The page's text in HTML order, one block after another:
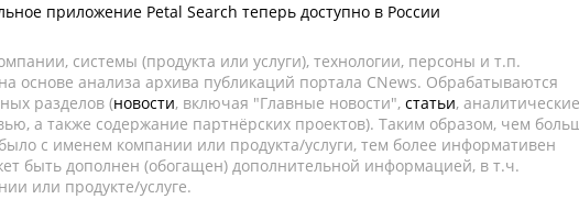
приложение Petal Search теперь доступно в России
системы (продукта или услуги), технологии, персоны и т.п.
основе анализа архива публикаций портала CNews. Обрабатываются
разделов (новости, включая "Главные новости", статьи, аналитические
а также содержание партнёрских проектов). Таким образом, чем
с именем компании или продукта/услуги, тем более информативен
быть дополнен (обогащен) дополнительной информацией, в т.ч.
или продукте/услуге.